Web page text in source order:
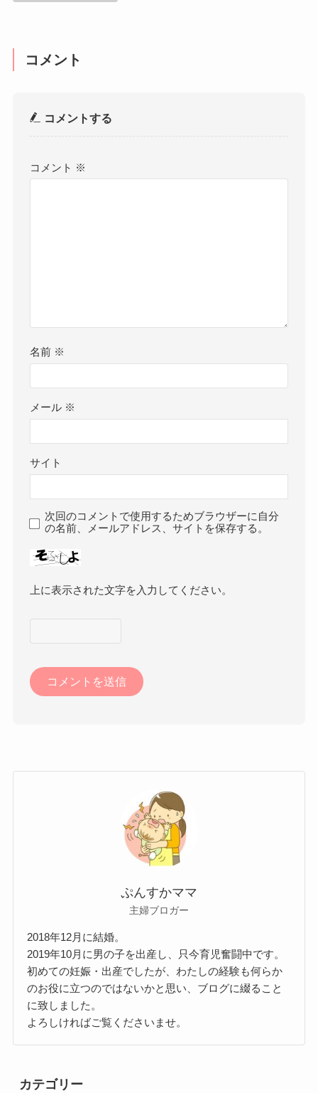
コメント
コメントする
コメント ※
名前 ※
メール ※
サイト
次回のコメントで使用するためブラウザーに自分
の名前、メールアドレス、サイトを保存する。
上に表示された文字を入力してください。
ぷんすかママ
主婦ブロガー
2018年12月に結婚。
2019年10月に男の子を出産し、只今育児奮闘中です。
初めての妊娠・出産でしたが、わたしの経験も何らか
のお役に立つのではないかと思い、ブログに綴ること
に致しました。
よろしければご覧くださいませ。
カテゴリー